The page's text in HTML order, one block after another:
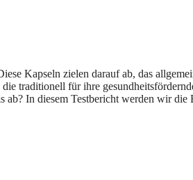
Kapseln zielen darauf ab, das
traditionell für ihre
In diesem Testbericht werden wir die